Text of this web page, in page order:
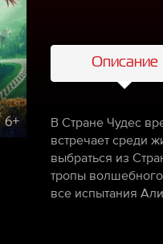
Описание
В Стране Чудес
встречает среди
выбраться из
тропы
все испытания